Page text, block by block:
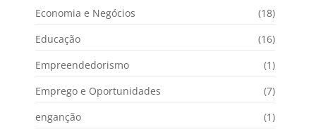
Economia e Negócios
(18)
Educação
(16)
Empreendedorismo
(1)
Emprego e Oportunidades
(7)
enganção
(1)